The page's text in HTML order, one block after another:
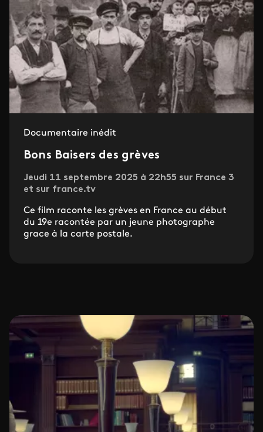
Documentaire inédit
Bons Baisers des grèves
Jeudi 11 septembre 2025 à 22h55 sur France 3
et sur france.tv
Ce film raconte les grèves en France au début
du 19e racontée par un jeune photographe
grace à la carte postale.